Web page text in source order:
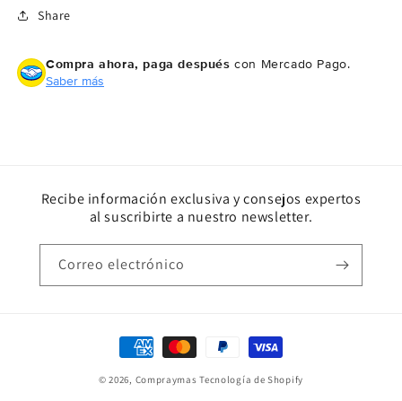
Share
Compra ahora, paga después con Mercado Pago.
Saber más
Recibe información exclusiva y consejos expertos
al suscribirte a nuestro newsletter.
Correo electrónico
Formas
de
pago
© 2026, Compraymas Tecnología de Shopify